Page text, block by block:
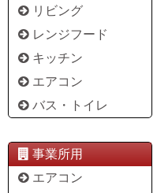
リビング
レンジフード
キッチン
エアコン
バス・トイレ
事業所用
エアコン